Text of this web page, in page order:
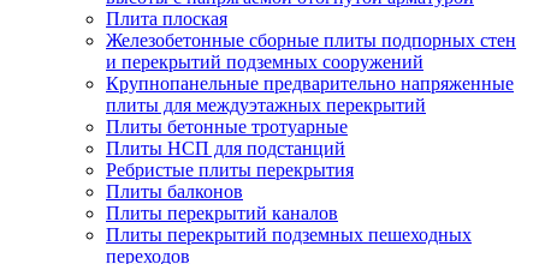
Плита плоская
Железобетонные сборные плиты подпорных стен
и перекрытий подземных сооружений
Крупнопанельные предварительно напряженные
плиты для междуэтажных перекрытий
Плиты бетонные тротуарные
Плиты НСП для подстанций
Ребристые плиты перекрытия
Плиты балконов
Плиты перекрытий каналов
Плиты перекрытий подземных пешеходных
переходов